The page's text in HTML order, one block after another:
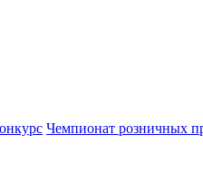
Чемпионат розничных